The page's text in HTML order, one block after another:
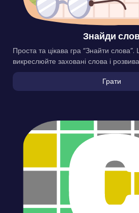
Знайди
Проста та цікава гра “Знайти
викреслюйте заховані слова і
Грати